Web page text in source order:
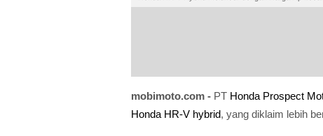
mobimoto.com - PT Honda Prospect
Honda HR-V hybrid, yang diklaim lebih